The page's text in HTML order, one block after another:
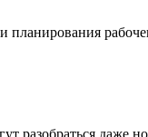
планирования
разобраться даже